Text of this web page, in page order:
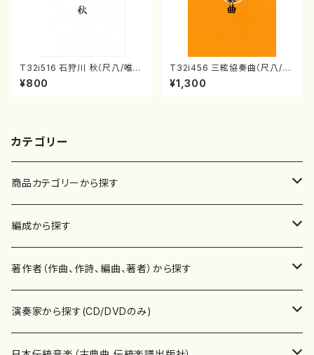
T32i516 石狩川 秋（尺八/唯是
震一/楽譜）都山no:2225
¥800
T32i456 三絃協奏曲（尺八/中
能島欣一/楽譜）都山流公刊楽譜
曲番:2164
¥1,300
カテゴリー
商品カテゴリーから探す
楽譜
書籍
書籍
テキストブック
CD・DVD
編成から探す
邦楽器
箏・琴（ソロ）
箏・琴（合奏）
合唱
混声合唱
著作者（作曲、作詩、編曲、著者）から探す
あ行
青木省三(アオキ ショウゾウ)
演奏家から探す(CD/DVDのみ)